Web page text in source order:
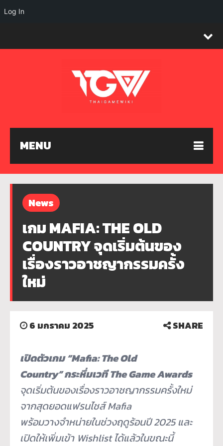
MENU
News
เกม MAFIA: THE OLD
COUNTRY จุดเริ่มต้นของ
เรื่องราวอาชญากรรมครั้ง
ใหม่
6 มกราคม 2025 SHARE
เปิดตัวเกม“Mafia: The Old
Country” กระหึ่มเวที The Game Awards
จุดเริ่มต้นของเรื่องราวอาชญากรรมครั้งใหม่
จากสุดยอดแฟรนไชส์​​ Mafia
พร้อมวางจำหน่ายในช่วงฤดูร้อนปี 2025 และ
เปิดให้เพิ่มเข้า Wishlist ได้แล้วในขณะนี้
Log In